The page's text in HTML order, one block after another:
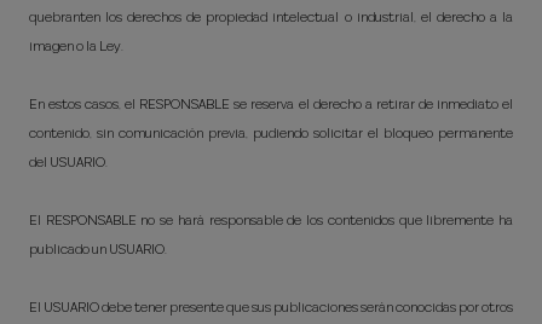
quebranten los derechos de propiedad intelectual o industrial, el derecho a la
imagen o la Ley.
En estos casos, el RESPONSABLE se reserva el derecho a retirar de inmediato el
contenido, sin comunicación previa, pudiendo solicitar el bloqueo permanente
del USUARIO.
El RESPONSABLE no se hará responsable de los contenidos que libremente ha
publicado un USUARIO.
El USUARIO debe tener presente que sus publicaciones serán conocidas por otros